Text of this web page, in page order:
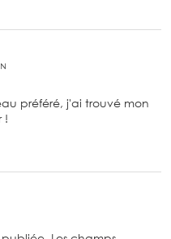
préféré, j'ai trouvé mon
!